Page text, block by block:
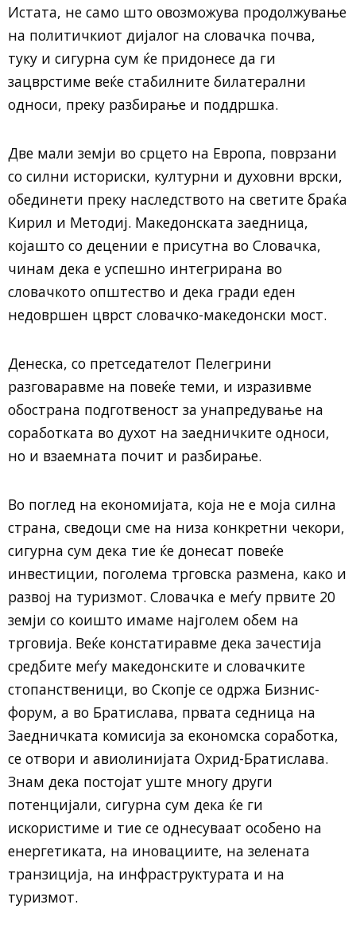
Истата, не само што овозможува продолжување
на политичкиот дијалог на словачка почва,
туку и сигурна сум ќе придонесе да ги
зацврстиме веќе стабилните билатерални
односи, преку разбирање и поддршка.
Две мали земји во срцето на Европа, поврзани
со силни историски, културни и духовни врски,
обединети преку наследството на светите браќа
Кирил и Методиј. Македонската заедница,
којашто со децении е присутна во Словачка,
чинам дека е успешно интегрирана во
словачкото општество и дека гради еден
недовршен цврст словачко-македонски мост.
Денеска, со претседателот Пелегрини
разговаравме на повеќе теми, и изразивме
обострана подготвеност за унапредување на
соработката во духот на заедничките односи,
но и взаемната почит и разбирање.
Во поглед на економијата, која не е моја силна
страна, сведоци сме на низа конкретни чекори,
сигурна сум дека тие ќе донесат повеќе
инвестиции, поголема трговска размена, како и
развој на туризмот. Словачка е меѓу првите 20
земји со коишто имаме најголем обем на
трговија. Веќе констатиравме дека зачестија
средбите меѓу македонските и словачките
стопанственици, во Скопје се одржа Бизнис-
форум, а во Братислава, првата седница на
Заедничката комисија за економска соработка,
се отвори и авиолинијата Охрид-Братислава.
Знам дека постојат уште многу други
потенцијали, сигурна сум дека ќе ги
искористиме и тие се однесуваат особено на
енергетиката, на иновациите, на зелената
транзиција, на инфраструктурата и на
туризмот.